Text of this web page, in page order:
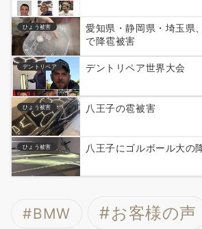
ひょう被害
愛知県・静岡県・埼玉県
で降雹被害
デントリペア デントリペア世界大会
ひょう被害 八王子の雹被害
ひょう被害 八王子にゴルボール大の
BMW お客様の声